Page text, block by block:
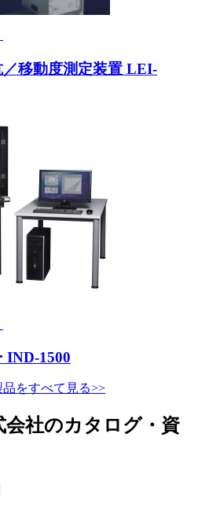
移動度測定装置 LEI-
IND-1500
をすべて見る>>
会社のカタログ・資